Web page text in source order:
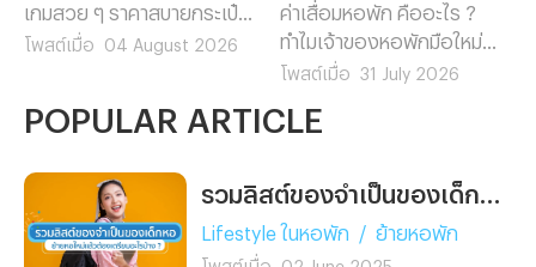
เกมสวย ๆ ราคาสบายกระเป๋า
แต่งตามง่ายไม่ต้องรีโนเวท
คอมให้ดูโปรในงบสุดคุ้ม
โพสต์เมื่อ 04 August 2026
ค่าเสื่อมหอพัก คืออะไร ?
ทำไมเจ้าของหอพักมือใหม่
ต้องรู้ก่อนยื่นภาษี พร้อมวิธี
กฎหมาย และตัวอย่างจริงที่
เลย
โพสต์เมื่อ 31 July 2026
POPULAR ARTICLE
Lifestyle ในหอพัก / ย้ายหอพัก
โพสต์เมื่อ 02 June 2025